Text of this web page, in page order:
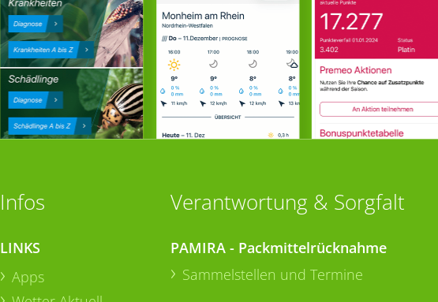
Infos
LINKS
Apps
Verantwortung & Sorgfalt
PAMIRA - Packmittelrücknahme
Sammelstellen und Termine